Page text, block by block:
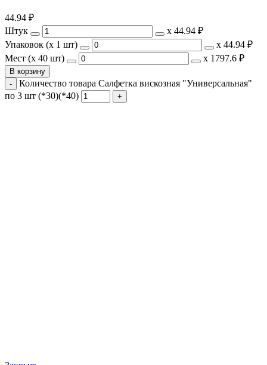
44.94 ₽
Штук
х 44.94 ₽
Упаковок (x 1 шт)
х 44.94 ₽
Мест (x 40 шт)
х 1797.6 ₽
В корзину
Количество товара Салфетка вискозная "Универсальная"
по 3 шт (*30)(*40)